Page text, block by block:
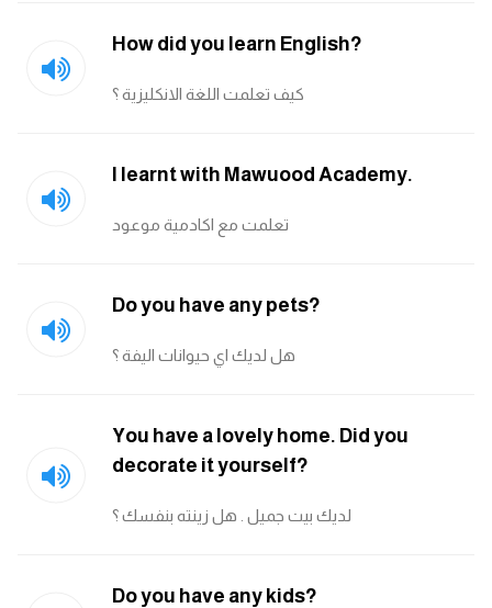
How did you learn English?
كيف تعلمت اللغة الانكليزية ؟
I learnt with Mawuood Academy.
تعلمت مع اكادمية موعود
Do you have any pets?
هل لديك اي حيوانات اليفة ؟
You have a lovely home. Did you
decorate it yourself?
لديك بيت جميل . هل زينته بنفسك ؟
Do you have any kids?